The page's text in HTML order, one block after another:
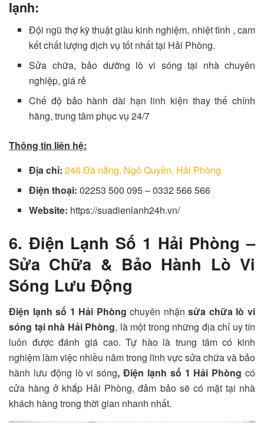
lạnh:
Đội ngũ thợ kỹ thuật giàu kinh nghiệm, nhiệt tình , cam
kết chất lượng dịch vụ tốt nhất tại Hải Phòng.
Sửa chữa, bảo dưỡng lò vi sóng tại nhà chuyên
nghiệp, giá rẻ
Chế độ bảo hành dài hạn linh kiện thay thế chính
hãng, trung tâm phục vụ 24/7
Thông tin liên hệ:
Địa chỉ:246 Đà nẵng, Ngô Quyền, Hải Phòng
Điện thoại:02253 500 095 – 0332 566 566
Website: https://suadienlanh24h.vn/
6. Điện Lạnh Số 1 Hải Phòng –
Sửa Chữa & Bảo Hành Lò Vi
Sóng Lưu Động
Điện lạnh số 1 Hải Phòng chuyên nhậnsửa chữa lò vi
sóng tại nhà Hải Phòng, là một trong những địa chỉ uy tín
luôn được đánh giá cao. Tự hào là trung tâm có kinh
nghiệm làm việc nhiều năm trong lĩnh vực sửa chữa và bảo
hành lưu động lò vi sóng, Điện lạnh số 1 Hải Phòng có
cửa hàng ở khắp Hải Phòng, đảm bảo sẽ có mặt tại nhà
khách hàng trong thời gian nhanh nhất.